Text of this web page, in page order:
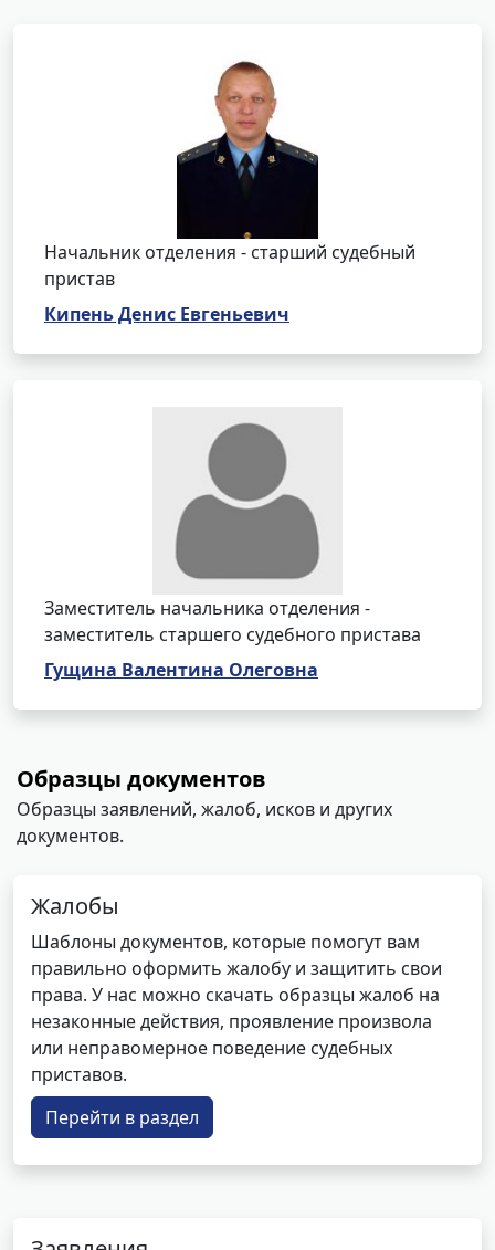
Начальник отделения - старший судебный
пристав
Кипень Денис Евгеньевич
Заместитель начальника отделения -
заместитель старшего судебного пристава
Гущина Валентина Олеговна
Образцы документов
Образцы заявлений, жалоб, исков и других
документов.
Жалобы
Шаблоны документов, которые помогут вам
правильно оформить жалобу и защитить свои
права. У нас можно скачать образцы жалоб на
незаконные действия, проявление произвола
или неправомерное поведение судебных
приставов.
Перейти в раздел